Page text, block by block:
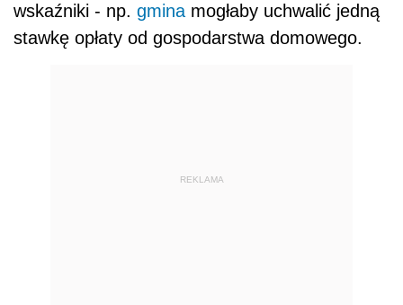
wskaźniki - np. gmina mogłaby uchwalić jedną
stawkę opłaty od gospodarstwa domowego.
REKLAMA